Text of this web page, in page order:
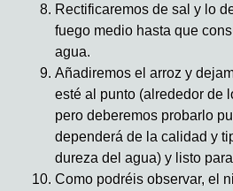
Rectificaremos de sal y lo
fuego medio hasta que
agua.
Añadiremos el arroz y
esté al punto (alrededor de
pero deberemos probarlo
dependerá de la calidad y
dureza del agua) y listo
Como podréis observar, el